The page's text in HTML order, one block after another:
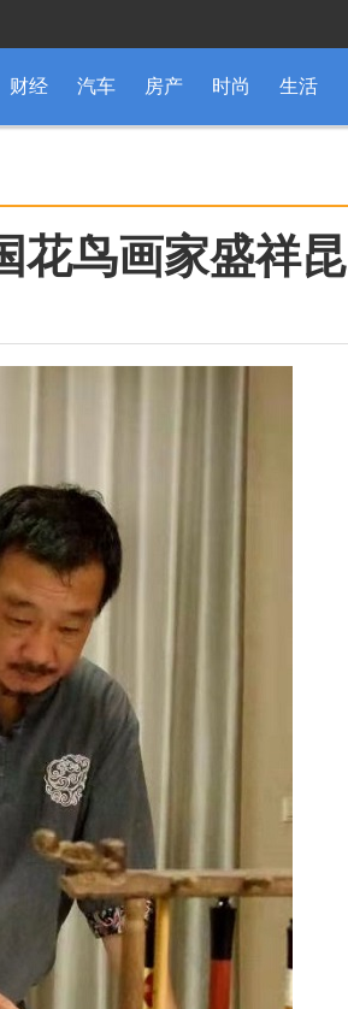
财经 汽车 房产 时尚 生活
花鸟画家盛祥昆